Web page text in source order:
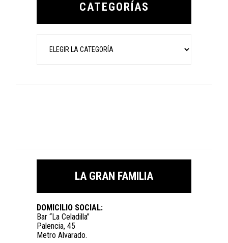
CATEGORÍAS
LA GRAN FAMILIA
DOMICILIO SOCIAL:
Bar “La Celadilla”
Palencia, 45
Metro Alvarado.